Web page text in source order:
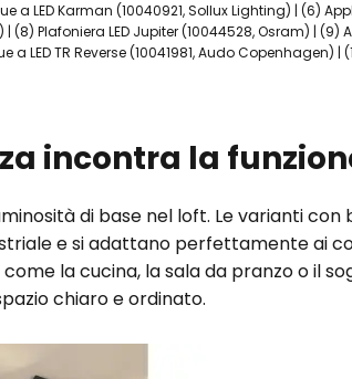
LED Karman (10040921, Sollux Lighting) | (6)
Plafoniera LED Jupiter (10044528, Osram) | (9)
LED TR Reverse (10041981, Audo Copenhagen) |
incontra la
di base nel loft. Le varianti
e si adattano perfettamente ai
la cucina, la sala da pranzo o il
chiaro e ordinato.